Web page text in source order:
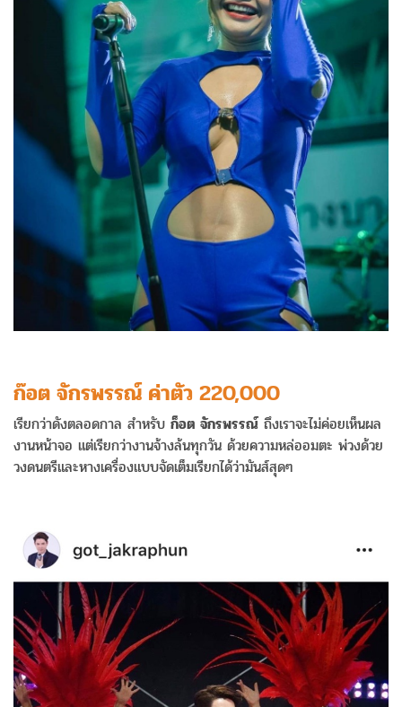
ก๊อต จักรพรรณ์ ค่าตัว 220,000
เรียกว่าดังตลอดกาล สำหรับ ก็อต จักรพรรณ์ ถึงเราจะไม่ค่อยเห็นผล
งานหน้าจอ แต่เรียกว่างานจ้างล้นทุกวัน ด้วยความหล่ออมตะ พ่วงด้วย
วงดนตรีและหางเครื่องแบบจัดเต็มเรียกได้ว่ามันส์สุดๆ